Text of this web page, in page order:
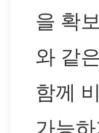
을 확
와 같
함께
가능